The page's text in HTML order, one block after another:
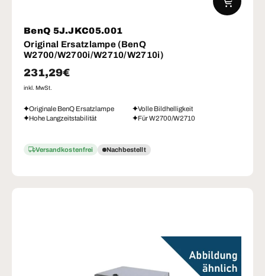
BenQ 5J.JKC05.001
Original Ersatzlampe (BenQ
W2700/W2700i/W2710/W2710i)
Normaler Preis
231,29€
inkl. MwSt.
Originale BenQ Ersatzlampe
Volle Bildhelligkeit
Hohe Langzeitstabilität
Für W2700/W2710
Versandkostenfrei Nachbestellt